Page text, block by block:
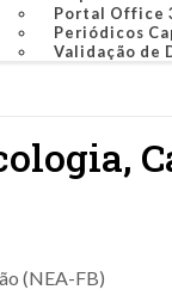
Portal Office
Periódicos
Validação de
(NEA-FB)